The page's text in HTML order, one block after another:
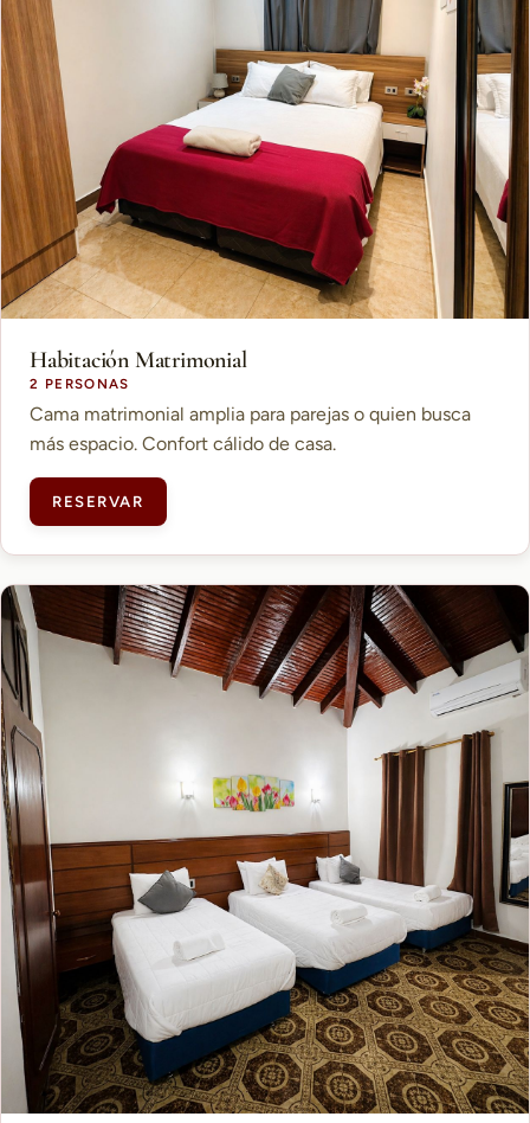
Habitación Matrimonial
2 PERSONAS
Cama matrimonial amplia para parejas o quien busca
más espacio. Confort cálido de casa.
RESERVAR